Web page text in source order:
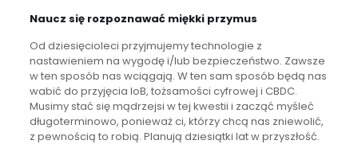
Naucz się rozpoznawać miękki przymus
Od dziesięcioleci przyjmujemy technologie z
nastawieniem na wygodę i/lub bezpieczeństwo. Zawsze
w ten sposób nas wciągają. W ten sam sposób będą nas
wabić do przyjęcia IoB, tożsamości cyfrowej i CBDC.
Musimy stać się mądrzejsi w tej kwestii i zacząć myśleć
długoterminowo, ponieważ ci, którzy chcą nas zniewolić,
z pewnością to robią. Planują dziesiątki lat w przyszłość.